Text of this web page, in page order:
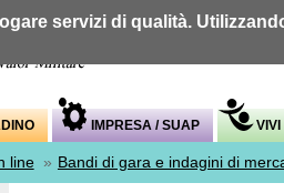
IMPRESA / SUAP
line » Bandi di gara e indagini di
servizi di qualità.